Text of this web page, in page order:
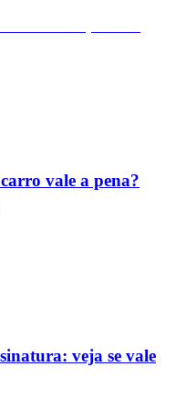
vale a pena?
veja se vale